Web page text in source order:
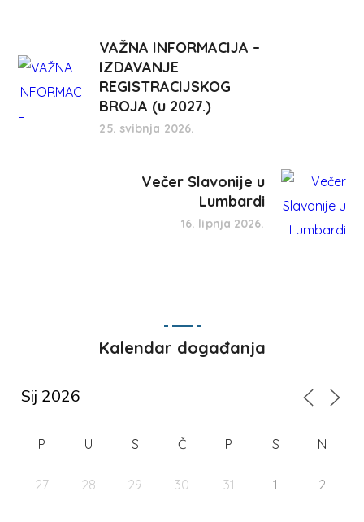
VAŽNA INFORMACIJA –
IZDAVANJE
REGISTRACIJSKOG
BROJA (u 2027.)
25. svibnja 2026.
Večer Slavonije u
Lumbardi
16. lipnja 2026.
Kalendar događanja
P U S Č P S N
27 28 29 30 31 1 2